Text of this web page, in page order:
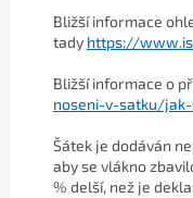
Bližší informace
tady https://
Bližší informace o
noseni-v-satku/
Šátek je dodáván
aby se vlákno
% delší, než je